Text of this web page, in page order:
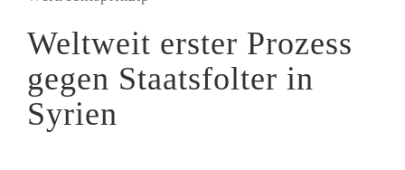
Weltweit erster Prozess
gegen Staatsfolter in
Syrien